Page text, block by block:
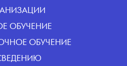
ОБУЧЕНИЕ
ОБУЧЕНИЕ